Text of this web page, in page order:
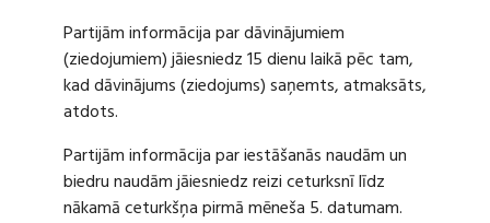
Partijām informācija par dāvinājumiem
(ziedojumiem) jāiesniedz 15 dienu laikā pēc tam,
kad dāvinājums (ziedojums) saņemts, atmaksāts,
atdots.
Partijām informācija par iestāšanās naudām un
biedru naudām jāiesniedz reizi ceturksnī līdz
nākamā ceturkšņa pirmā mēneša 5. datumam.